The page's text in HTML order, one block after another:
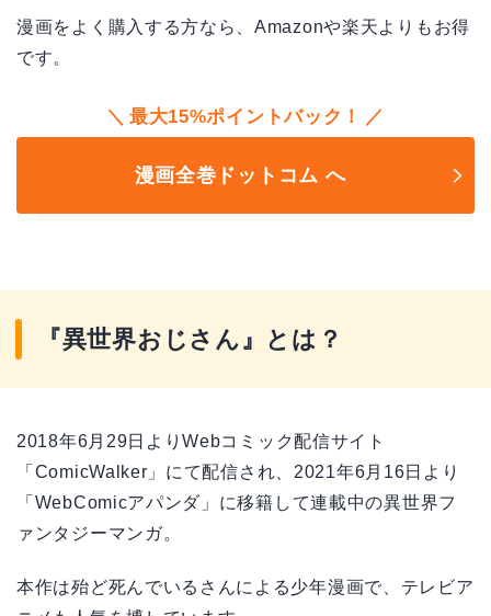
漫画をよく購入する方なら、Amazonや楽天よりもお得
です。
最大15%ポイントバック！
漫画全巻ドットコム へ
『異世界おじさん』とは？
2018年6月29日よりWebコミック配信サイト
「ComicWalker」にて配信され、2021年6月16日より
「WebComicアパンダ」に移籍して連載中の異世界フ
ァンタジーマンガ。
本作は殆ど死んでいるさんによる少年漫画で、テレビア